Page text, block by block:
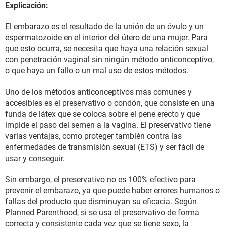
Explicación:
El embarazo es el resultado de la unión de un óvulo y un
espermatozoide en el interior del útero de una mujer. Para
que esto ocurra, se necesita que haya una relación sexual
con penetración vaginal sin ningún método anticonceptivo,
o que haya un fallo o un mal uso de estos métodos.
Uno de los métodos anticonceptivos más comunes y
accesibles es el preservativo o condón, que consiste en una
funda de látex que se coloca sobre el pene erecto y que
impide el paso del semen a la vagina. El preservativo tiene
varias ventajas, como proteger también contra las
enfermedades de transmisión sexual (ETS) y ser fácil de
usar y conseguir.
Sin embargo, el preservativo no es 100% efectivo para
prevenir el embarazo, ya que puede haber errores humanos o
fallas del producto que disminuyan su eficacia. Según
Planned Parenthood, si se usa el preservativo de forma
correcta y consistente cada vez que se tiene sexo, la